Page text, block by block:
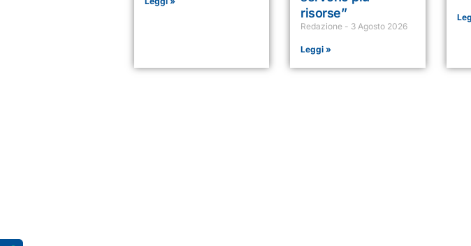
risorse”
Redazione 3 Agosto 2026
Leggi »